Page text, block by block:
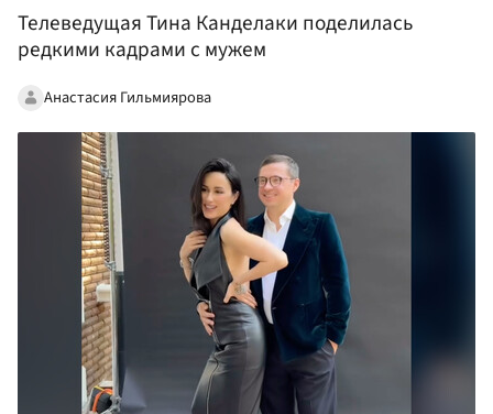
Телеведущая Тина Канделаки поделилась
редкими кадрами с мужем
Анастасия Гильмиярова